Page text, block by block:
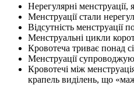
Нерегулярні менструації,
Менструації стали
Відсутність менструації
Менструальні цикли
Кровотеча триває понад
Менструації
Кровотечі між
крапель виділень, що